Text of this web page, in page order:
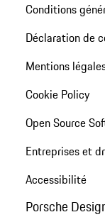
Conditions
Déclaration de
Mentions
Cookie Policy
Open Source
Entreprises et
Accessibilité
Porsche